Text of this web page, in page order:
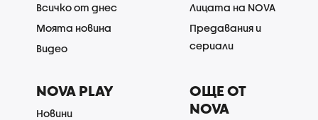
Всичко от днес
Моята новина
Видео
Лицата на NOVA
Предавания и
сериали
NOVA PLAY
Новини
ОЩЕ ОТ
NOVA